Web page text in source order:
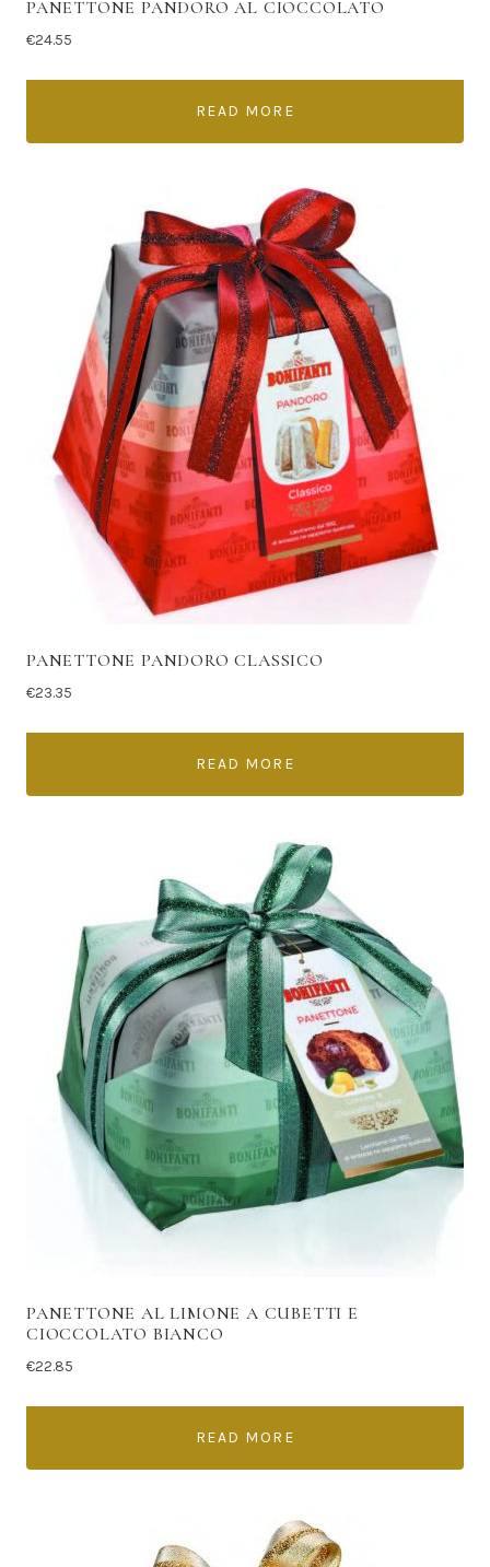
PANETTONE PANDORO AL CIOCCOLATO
€24.55
READ MORE
PANETTONE PANDORO CLASSICO
€23.35
READ MORE
PANETTONE AL LIMONE A CUBETTI E
CIOCCOLATO BIANCO
€22.85
READ MORE